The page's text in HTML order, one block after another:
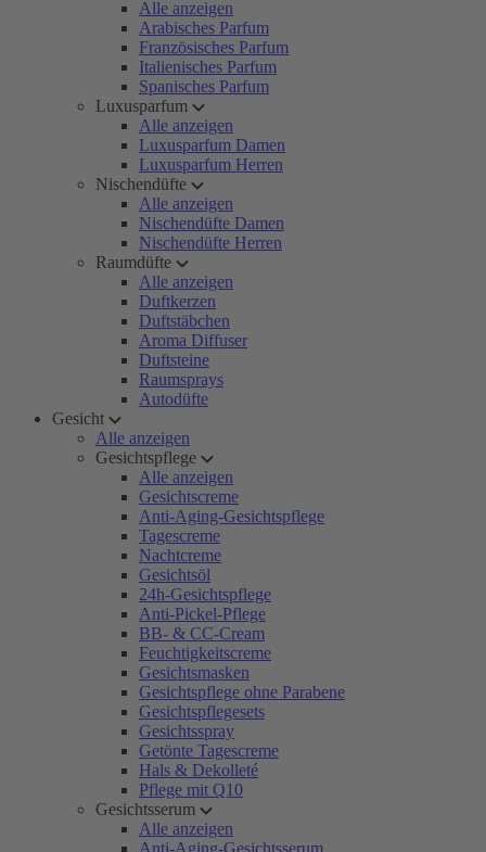
Alle anzeigen
Arabisches Parfum
Französisches Parfum
Italienisches Parfum
Spanisches Parfum
Luxusparfum
Alle anzeigen
Luxusparfum Damen
Luxusparfum Herren
Nischendüfte
Alle anzeigen
Nischendüfte Damen
Nischendüfte Herren
Raumdüfte
Alle anzeigen
Duftkerzen
Duftstäbchen
Aroma Diffuser
Duftsteine
Raumsprays
Autodüfte
Gesicht
Alle anzeigen
Gesichtspflege
Alle anzeigen
Gesichtscreme
Anti-Aging-Gesichtspflege
Tagescreme
Nachtcreme
Gesichtsöl
24h-Gesichtspflege
Anti-Pickel-Pflege
BB- & CC-Cream
Feuchtigkeitscreme
Gesichtsmasken
Gesichtspflege ohne Parabene
Gesichtspflegesets
Gesichtsspray
Getönte Tagescreme
Hals & Dekolleté
Pflege mit Q10
Gesichtsserum
Alle anzeigen
Anti-Aging-Gesichtsserum